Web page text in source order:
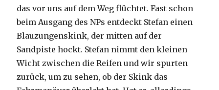
das vor uns auf dem Weg flüchtet. Fast schon
beim Ausgang des NPs entdeckt Stefan einen
Blauzungenskink, der mitten auf der
Sandpiste hockt. Stefan nimmt den kleinen
Wicht zwischen die Reifen und wir spurten
zurück, um zu sehen, ob der Skink das